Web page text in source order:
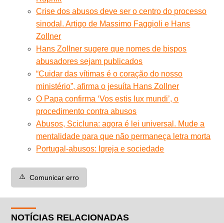
Crise dos abusos deve ser o centro do processo
sinodal. Artigo de Massimo Faggioli e Hans
Zollner
Hans Zollner sugere que nomes de bispos
abusadores sejam publicados
“Cuidar das vítimas é o coração do nosso
ministério”, afirma o jesuíta Hans Zollner
O Papa confirma ‘Vos estis lux mundi’, o
procedimento contra abusos
Abusos, Scicluna: agora é lei universal. Mude a
mentalidade para que não permaneça letra morta
Portugal-abusos: Igreja e sociedade
⚠️ Comunicar erro
NOTÍCIAS RELACIONADAS